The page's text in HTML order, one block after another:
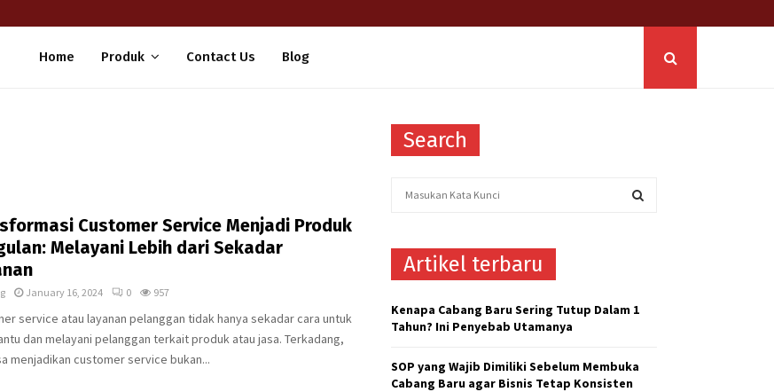
Home Produk Contact Us Blog
Customer Service Menjadi Produk
Melayani Lebih dari Sekadar
January 16, 2024 0 957
service atau layanan pelanggan tidak hanya sekadar cara untuk
dan melayani pelanggan terkait produk atau jasa. Terkadang,
menjadikan customer service bukan...
Search
h
o
r
C
Artikel terbaru
Kenapa Cabang Baru Sering Tutup Dalam 1
Tahun? Ini Penyebab Utamanya
SOP yang Wajib Dimiliki Sebelum Membuka
Cabang Baru agar Bisnis Tetap Konsisten